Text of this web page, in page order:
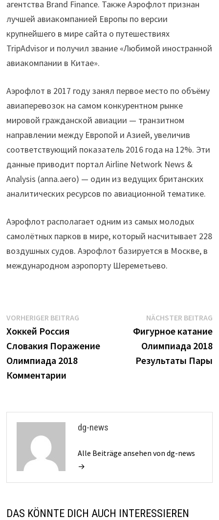
агентства Brand Finance. Также Аэрофлот признан
лучшей авиакомпанией Европы по версии
крупнейшего в мире сайта о путешествиях
TripAdvisor и получил звание «Любимой иностранной
авиакомпании в Китае».
Аэрофлот в 2017 году занял первое место по объёму
авиаперевозок на самом конкурентном рынке
мировой гражданской авиации — транзитном
направлении между Европой и Азией, увеличив
соответствующий показатель 2016 года на 12%. Эти
данные приводит портал Airline Network News &
Analysis (anna.aero) — один из ведущих британских
аналитических ресурсов по авиационной тематике.
Аэрофлот располагает одним из самых молодых
самолётных парков в мире, который насчитывает 228
воздушных судов. Аэрофлот базируется в Москве, в
международном аэропорту Шереметьево.
Beitrags-
Navigation
VORHERIGER BEITRAGVorheriger
Хоккей Россия
Словакия Поражение
Олимпиада 2018
Комментарии
NÄCHSTER BEITRAG
Фигурное катание
Олимпиада 2018
Результаты Пары
dg-news
Alle Beiträge ansehen von dg-news
→
DAS KÖNNTE DICH AUCH INTERESSIEREN